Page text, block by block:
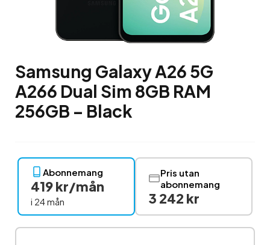
Samsung Galaxy A26 5G
A266 Dual Sim 8GB RAM
256GB – Black
Abonnemang
419 kr/mån
i 24 mån
Pris utan
abonnemang
3 242 kr